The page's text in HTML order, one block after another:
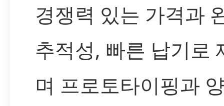
경쟁력 있는 가격과
추적성, 빠른 납기로
며 프로토타이핑과